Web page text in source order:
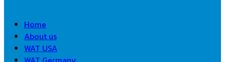
Home
About us
WAT USA